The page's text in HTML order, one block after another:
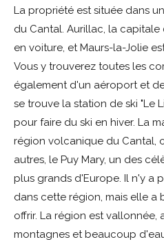
La propriété est située dans
du Cantal. Aurillac, la capitale
en voiture, et Maurs-la-Jolie
Vous y trouverez toutes les
également d'un aéroport et
se trouve la station de ski "Le
pour faire du ski en hiver. La
région volcanique du Cantal,
autres, le Puy Mary, un des
plus grands d'Europe. Il n'y a
dans cette région, mais elle
offrir. La région est vallonnée,
montagnes et beaucoup